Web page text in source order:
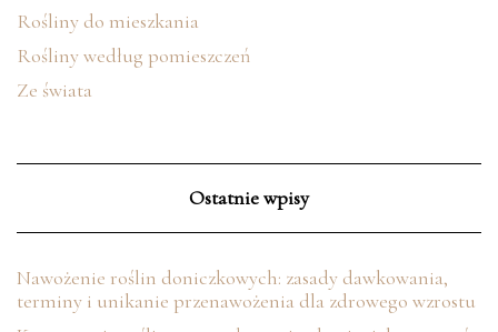
Rośliny do mieszkania
Rośliny według pomieszczeń
Ze świata
Ostatnie wpisy
Nawożenie roślin doniczkowych: zasady dawkowania,
terminy i unikanie przenawożenia dla zdrowego wzrostu